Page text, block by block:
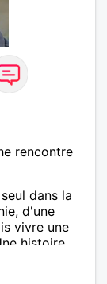
rencontre
dans la
d'une
vivre une
histoire
passionné